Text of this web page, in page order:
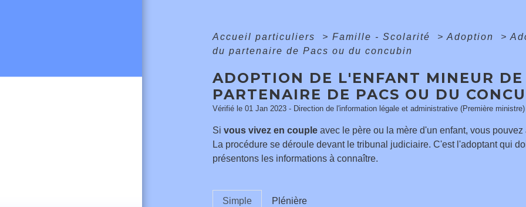
Accueil particuliers > Famille - Scolarité > Adoption >
du partenaire de Pacs ou du concubin
ADOPTION DE L'ENFANT MINEUR
PARTENAIRE DE PACS OU DU
Vérifié le 01 Jan 2023 - Direction de l'information légale et administrative (Première ministre)
Si vous vivez en coupleavec le père ou la mère d'un enfant, vous pouvez
La procédure se déroule devant le tribunal judiciaire. C'est l'adoptant qui
présentons les informations à connaître.
Simple Plénière